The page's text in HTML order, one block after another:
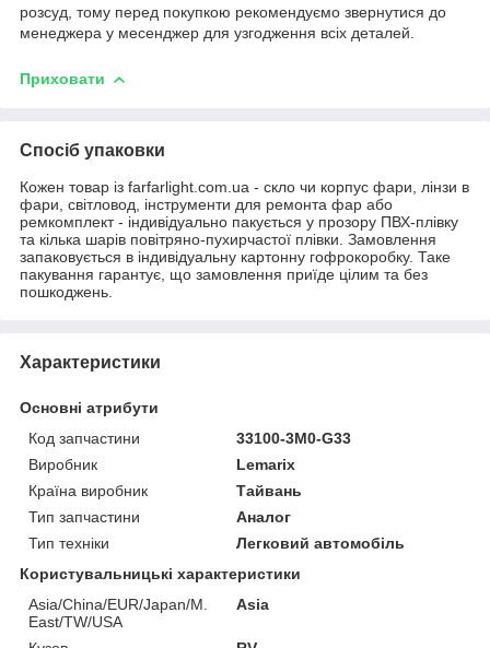
розсуд, тому перед покупкою рекомендуємо звернутися до
менеджера у месенджер для узгодження всіх деталей.
Приховати
Спосіб упаковки
Кожен товар із farfarlight.com.ua - скло чи корпус фари, лінзи в
фари, світловод, інструменти для ремонта фар або
ремкомплект - індивідуально пакується у прозору ПВХ-плівку
та кілька шарів повітряно-пухирчастої плівки. Замовлення
запаковується в індивідуальну картонну гофрокоробку. Таке
пакування гарантує, що замовлення приїде цілим та без
пошкоджень.
Характеристики
Основні атрибути
Код запчастини
33100-3M0-G33
Виробник
Lemarix
Країна виробник
Тайвань
Тип запчастини
Аналог
Тип техніки
Легковий автомобіль
Користувальницькі характеристики
Asia/China/EUR/Japan/M.
East/TW/USA
Asia